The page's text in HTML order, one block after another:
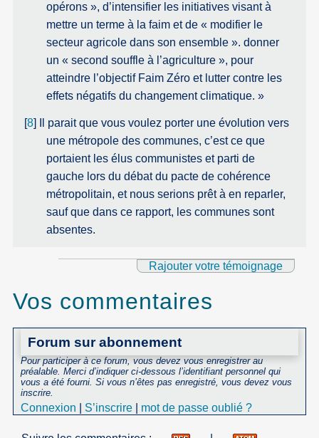
opérons », d’intensifier les initiatives visant à
mettre un terme à la faim et de « modifier le
secteur agricole dans son ensemble ». donner
un « second souffle à l’agriculture », pour
atteindre l’objectif Faim Zéro et lutter contre les
effets négatifs du changement climatique.
[8]
Il parait que vous voulez porter une évolution vers
une métropole des communes, c’est ce que
portaient les élus communistes et parti de
gauche lors du débat du pacte de cohérence
métropolitain, et nous serions prêt à en reparler,
sauf que dans ce rapport, les communes sont
absentes.
Rajouter votre témoignage
Vos commentaires
Forum sur abonnement
Pour participer à ce forum, vous devez vous enregistrer au
préalable. Merci d’indiquer ci-dessous l’identifiant personnel qui
vous a été fourni. Si vous n’êtes pas enregistré, vous devez vous
inscrire.
Connexion S’inscrire mot de passe oublié ?